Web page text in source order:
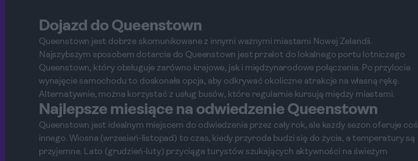
Dojazd do Queenstown
Queenstown jest dobrze skomunikowane z innymi ważnymi miastami Nowej Zelandii.
Najszybszym sposobem dotarcia do Queenstown jest przelot do lokalnego portu lotniczego
Queenstown, który obsługuje zarówno krajowe, jak i międzynarodowe połączenia. Po przylocie
wynajęcie samochodu to doskonała opcja, aby odkrywać okoliczne atrakcje na własną rękę.
Alternatywnie, można korzystać z usług busów, które regularnie kursują między miastami.
Najlepsze miesiące na odwiedzenie Queenstown
Queenstown jest idealnym miejscem do odwiedzenia przez cały rok, ale każdy sezon oferuje coś
innego. Wiosna (wrzesień-listopad) to czas, kiedy przyroda budzi się do życia, a temperatury są
przyjemne. Lato (grudzień-luty) przyciąga turystów szukających aktywności na świeżym